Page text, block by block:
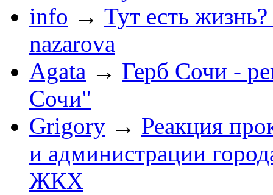
info → Тут есть
nazarova
Agata → Герб Сочи -
Сочи"
Grigory → Реакция
и администрации
ЖКХ